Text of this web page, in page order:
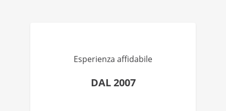
Esperienza affidabile
DAL 2007